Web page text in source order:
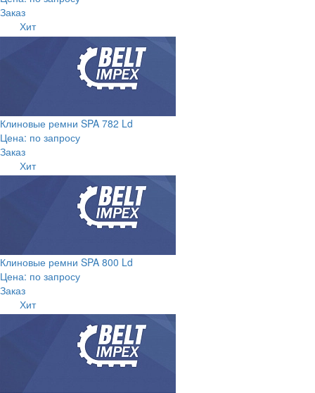
Заказ
Хит
Клиновые ремни SPA 782 Ld
Цена: по запросу
Заказ
Хит
Клиновые ремни SPA 800 Ld
Цена: по запросу
Заказ
Хит